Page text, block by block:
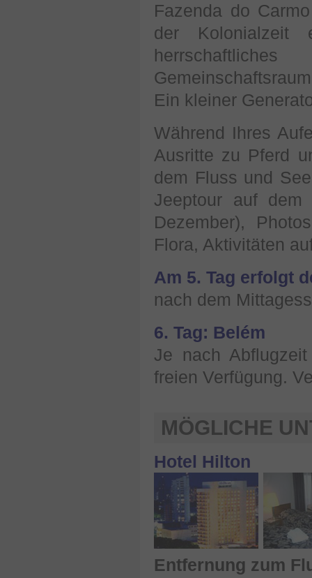
Fazenda do
der Kolonialzeit
Ein kleiner
Während Ihres
Ausritte zu Pferd
dem Fluss und
Jeeptour auf
Dezember),
Flora, Aktivitäten
Am 5. Tag erfolgt
nach dem
6. Tag: Belém
Je nach
freien Verfügung.
MÖGLICHE
Hotel Hilton
Entfernung zum